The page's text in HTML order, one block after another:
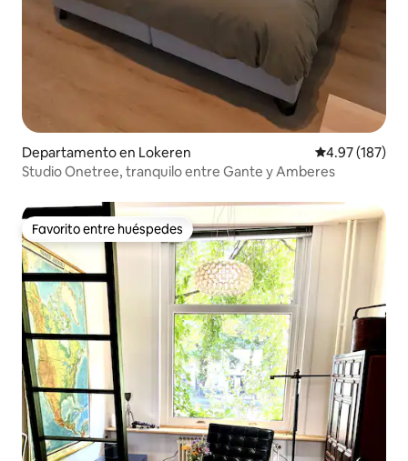
Departamento en Lokeren Calificación
4.97 (187)
Studio Onetree, tranquilo entre Gante y Amberes
Favorito entre huéspedes
Favorito entre huéspedes